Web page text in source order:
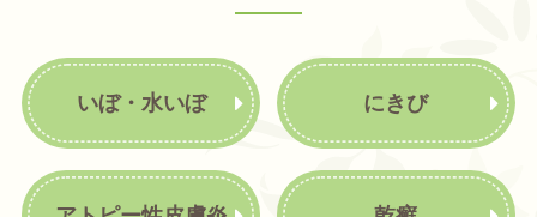
いぼ・水いぼ にきび